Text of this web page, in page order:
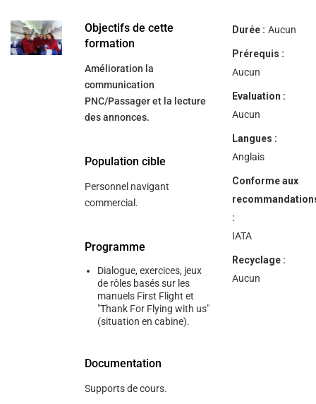
navigate
and
interact
Objectifs de cette
formation
Amélioration la
communication
PNC/Passager et la lecture
des annonces.
Population cible
Personnel navigant
commercial.
Programme
Dialogue, exercices, jeux
de rôles basés sur les
manuels First Flight et
"Thank For Flying with us"
(situation en cabine).
Documentation
Supports de cours.
Durée : Aucun
Prérequis :
Aucun
Evaluation :
Aucun
Langues :
Anglais
Conforme aux
:
IATA
Recyclage :
Aucun